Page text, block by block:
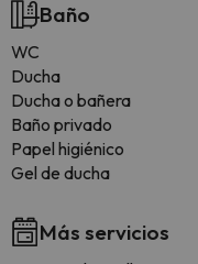
Baño
WC
Ducha
Ducha o bañera
Baño privado
Papel higiénico
Gel de ducha
Más servicios